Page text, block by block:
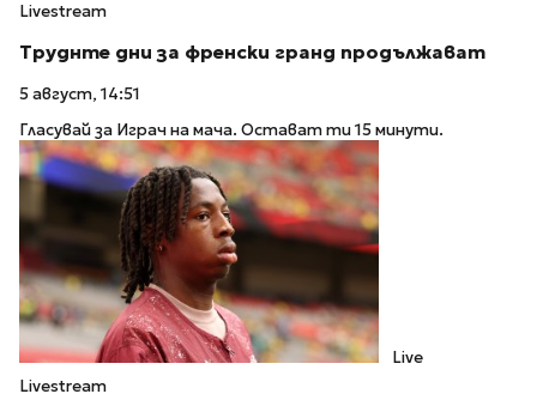
Livestream
Труднте дни за френски гранд продължават
5 август, 14:51
Гласувай за Играч на мача. Остават ти 15 минути.
Live
Livestream